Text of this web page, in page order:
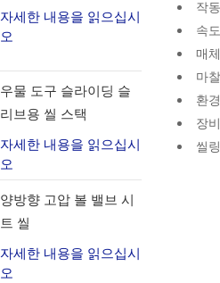
작
속
매
마
환
장
씰
자세한 내용을 읽으십시
오
우물 도구 슬라이딩 슬
리브용 씰 스택
자세한 내용을 읽으십시
오
양방향 고압 볼 밸브 시
트 씰
자세한 내용을 읽으십시
오